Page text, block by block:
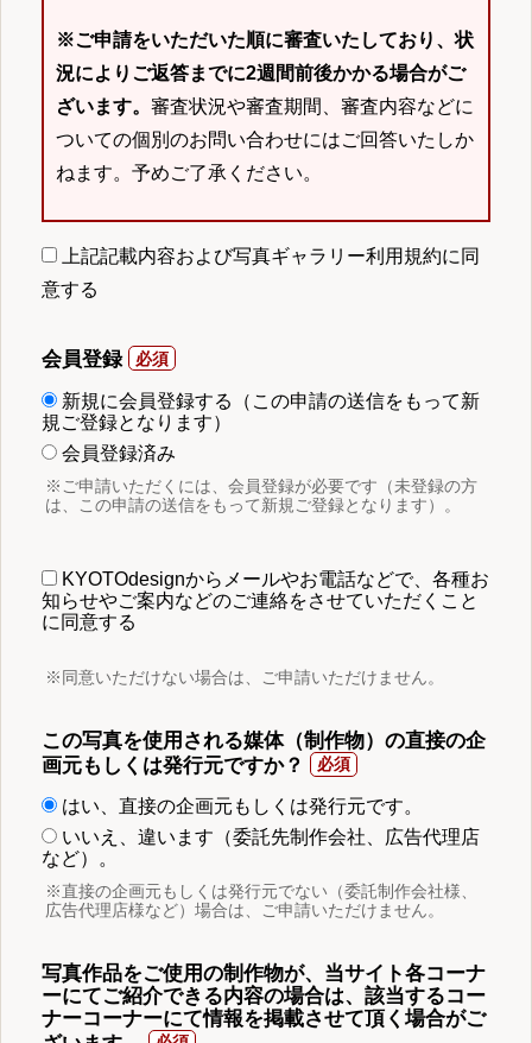
※ご申請をいただいた順に審査いたしており、状
況によりご返答までに2週間前後かかる場合がご
ざいます。 審査状況や審査期間、審査内容などに
ついての個別のお問い合わせにはご回答いたしか
ねます。予めご了承ください。
上記記載内容および写真ギャラリー利用規約に同
意する
会員登録
新規に会員登録する（この申請の送信をもって新
規ご登録となります）
会員登録済み
※ご申請いただくには、会員登録が必要です（未登録の方
は、この申請の送信をもって新規ご登録となります）。
KYOTOdesignからメールやお電話などで、各種お
知らせやご案内などのご連絡をさせていただくこと
に同意する
※同意いただけない場合は、ご申請いただけません。
この写真を使用される媒体（制作物）の直接の企
画元もしくは発行元ですか？
はい、直接の企画元もしくは発行元です。
いいえ、違います（委託先制作会社、広告代理店
など）。
※直接の企画元もしくは発行元でない（委託制作会社様、
広告代理店様など）場合は、ご申請いただけません。
写真作品をご使用の制作物が、当サイト各コーナ
ーにてご紹介できる内容の場合は、該当するコー
ナーコーナーにて情報を掲載させて頂く場合がご